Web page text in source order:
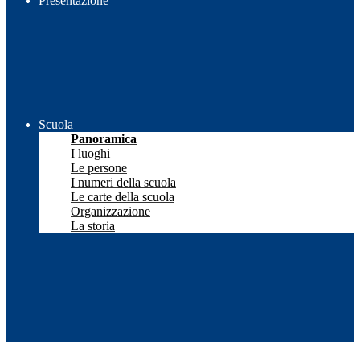
Scuola
Panoramica
I luoghi
Le persone
I numeri della scuola
Le carte della scuola
Organizzazione
La storia